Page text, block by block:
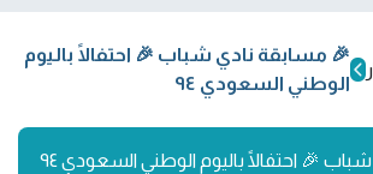
🎉 مسابقة نادي شباب 🎉 احتفالًا باليوم
الوطني السعودي ٩٤
🎉 احتفالًا باليوم الوطني السعودي ٩٤